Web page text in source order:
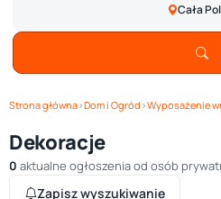
Cała
Strona główna›Dom i Ogród ›Wyposażenie
Dekoracje
0 aktualne ogłoszenia od osób
Zapisz wyszukiwanie